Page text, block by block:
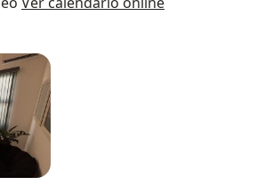
em contato comigo para uma
todas as técnicas, lhe ajudar a
de autoconhecimento, as
e encontrar formas de